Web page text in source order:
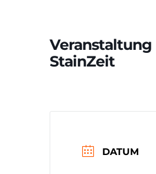
Veranstaltung
StainZeit
DATUM